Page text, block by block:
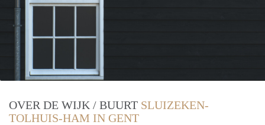
OVER DE WIJK / BUURT SLUIZEKEN-
TOLHUIS-HAM IN GENT